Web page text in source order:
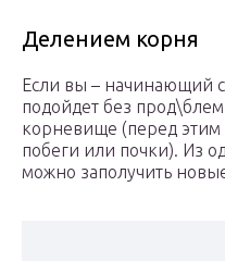
Делением корня
Если вы – начинающий
подойдет без
корневище (перед этим
побеги или почки). Из
можно заполучить